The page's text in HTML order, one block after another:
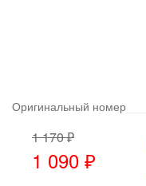
Оригинальный номер
1 170 ₽
1 090 ₽